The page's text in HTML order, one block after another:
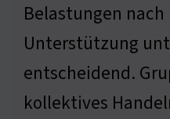
Belastungen nach
Unterstützung
entscheidend.
kollektives